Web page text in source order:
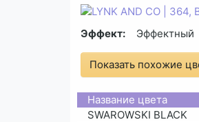
Эффект: Эффектный
Показать похожие
Название цвета
SWAROWSKI BLACK